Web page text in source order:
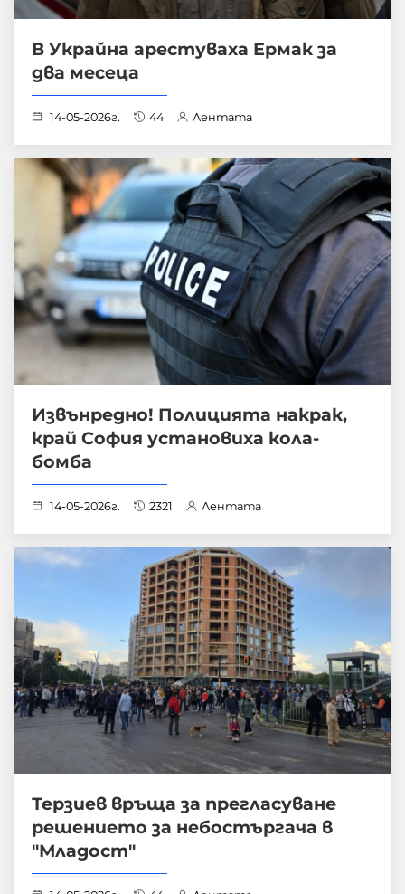
В Украйна арестуваха Ермак за
два месеца
14-05-2026г. 44 Лентата
Извънредно! Полицията накрак,
край София установиха кола-
бомба
14-05-2026г. 2321 Лентата
Терзиев връща за прегласуване
решението за небостъргача в
"Младост"